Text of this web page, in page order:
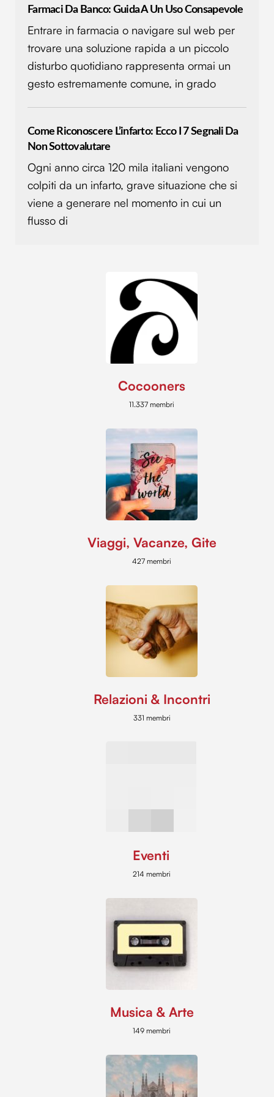
annunci, per fornire funzionalità dei social media e per
informazioni sul modo in cui utilizzi il nostro sito con i
nostri partner che si occupano di analisi dei dati web,
pubblicità e social media, i quali potrebbero combinarle
con altre informazioni che hai fornito loro o che hanno
raccolto dal tuo utilizzo dei loro servizi.
Farmaci Da Banco: Guida A Un Uso Consapevole
Entrare in farmacia o navigare sul web per
trovare una soluzione rapida a un piccolo
disturbo quotidiano rappresenta ormai un
gesto estremamente comune, in grado
Come Riconoscere L’infarto: Ecco I 7 Segnali Da
Non Sottovalutare
Ogni anno circa 120 mila italiani vengono
colpiti da un infarto, grave situazione che si
viene a generare nel momento in cui un
flusso di
Cocooners
11.337 membri
Viaggi, Vacanze, Gite
427 membri
Relazioni & Incontri
331 membri
Eventi
214 membri
Musica & Arte
149 membri